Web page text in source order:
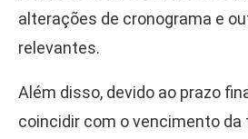
alterações de cronograma e
relevantes.
Além disso, devido ao prazo
coincidir com o vencimento da